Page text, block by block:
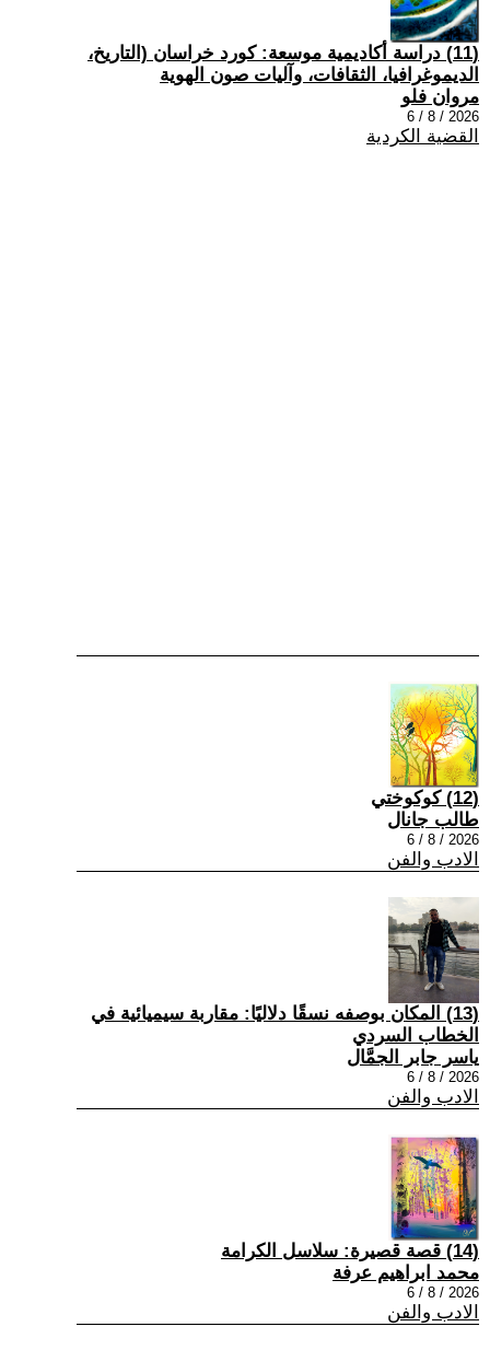
(11) دراسة أكاديمية موسعة: كورد خراسان (التاريخ،
الديموغرافيا، الثقافات، وآليات صون الهوية
مروان فلو
2026 / 8 / 6
القضية الكردية
(12) كوكوختي
طالب جانال
2026 / 8 / 6
الادب والفن
(13) المكان بوصفه نسقًا دلاليًا: مقاربة سيميائية في
الخطاب السردي
ياسر جابر الجمَّال
2026 / 8 / 6
الادب والفن
(14) قصة قصيرة: سلاسل الكرامة
محمد ابراهيم عرفة
2026 / 8 / 6
الادب والفن